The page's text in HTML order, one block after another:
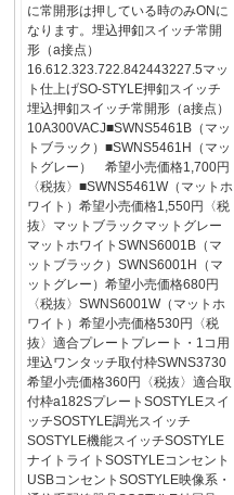
に常開形は押している時のみONに
なります。埋込押釦スイッチ常開
形（a接点）
16.612.323.722.842443227.5マッ
ト仕上げSO-STYLE押釦スイッチ
埋込押釦スイッチ常開形（a接点）
10A300VACJ■SWNS5461B（マッ
トブラック）■SWNS5461H（マッ
トグレー） 希望小売価格1,700円
〈税抜〉■SWNS5461W（マットホ
ワイト）希望小売価格1,550円〈税
抜〉マットブラックマットグレー
マットホワイトSWNS6001B（マ
ットブラック）SWNS6001H（マ
ットグレー）希望小売価格680円
〈税抜〉SWNS6001W（マットホ
ワイト）希望小売価格530円〈税
抜〉適合プレートプレート・1コ用
埋込ワンタッチ取付枠SWNS3730
希望小売価格360円〈税抜〉適合取
付枠a182SプレートSOSTYLEスイ
ッチSOSTYLE調光スイッチ
SOSTYLE機能スイッチSOSTYLE
ナイトライトSOSTYLEコンセント
USBコンセントSOSTYLE映像系・